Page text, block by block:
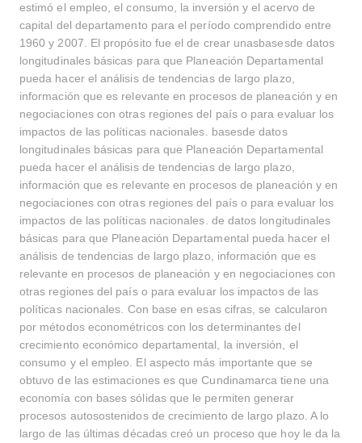
estimó el empleo, el consumo, la inversión y el acervo de
capital del departamento para el período comprendido entre
1960 y 2007. El propósito fue el de crear unasbasesde datos
longitudinales básicas para que Planeación Departamental
pueda hacer el análisis de tendencias de largo plazo,
información que es relevante en procesos de planeación y en
negociaciones con otras regiones del país o para evaluar los
impactos de las políticas nacionales. basesde datos
longitudinales básicas para que Planeación Departamental
pueda hacer el análisis de tendencias de largo plazo,
información que es relevante en procesos de planeación y en
negociaciones con otras regiones del país o para evaluar los
impactos de las políticas nacionales. de datos longitudinales
básicas para que Planeación Departamental pueda hacer el
análisis de tendencias de largo plazo, información que es
relevante en procesos de planeación y en negociaciones con
otras regiones del país o para evaluar los impactos de las
políticas nacionales. Con base en esas cifras, se calcularon
por métodos econométricos con los determinantes del
crecimiento económico departamental, la inversión, el
consumo y el empleo. El aspecto más importante que se
obtuvo de las estimaciones es que Cundinamarca tiene una
economía con bases sólidas que le permiten generar
procesos autosostenidos de crecimiento de largo plazo. A lo
largo de las últimas décadas creó un proceso que hoy le da la